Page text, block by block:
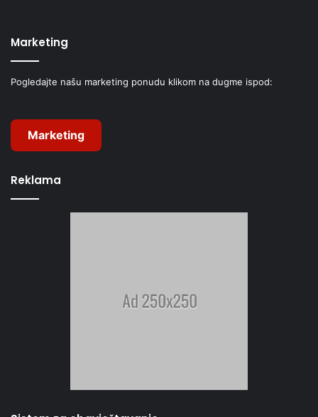
Marketing
Pogledajte našu marketing ponudu klikom na dugme ispod:
Marketing
Reklama